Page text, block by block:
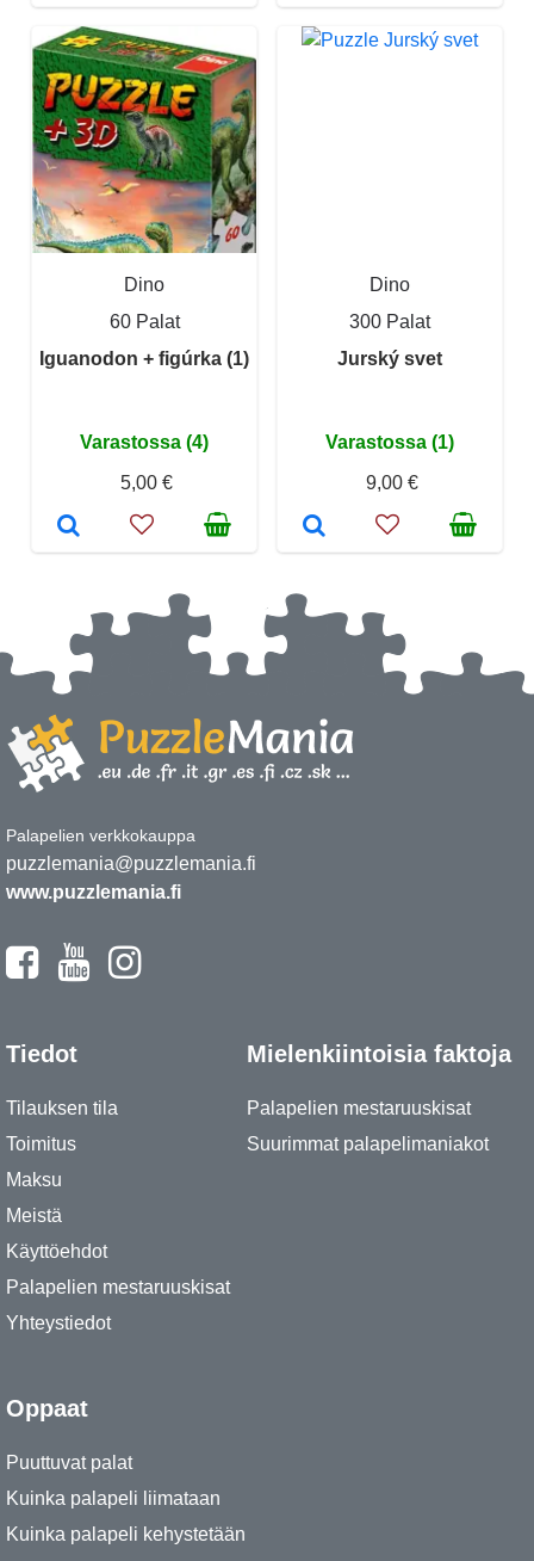
Dino
60 Palat
Iguanodon + figúrka (1)
Varastossa (4)
5,00 €
Dino
300 Palat
Jurský svet
Varastossa (1)
9,00 €
Palapelien verkkokauppa
puzzlemania@puzzlemania.fi
www.puzzlemania.fi
Tiedot
Tilauksen tila
Toimitus
Maksu
Meistä
Käyttöehdot
Palapelien mestaruuskisat
Yhteystiedot
Mielenkiintoisia faktoja
Palapelien mestaruuskisat
Suurimmat palapelimaniakot
Oppaat
Puuttuvat palat
Kuinka palapeli liimataan
Kuinka palapeli kehystetään